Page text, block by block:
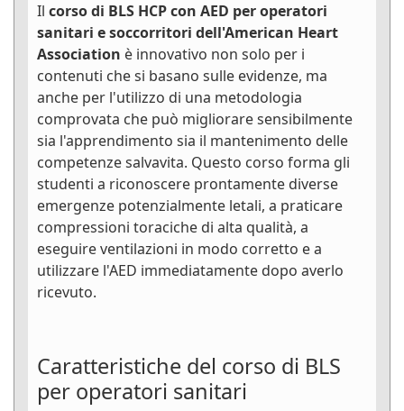
Il corso di BLS HCP con AED per operatori
sanitari e soccorritori dell'American Heart
Association è innovativo non solo per i
contenuti che si basano sulle evidenze, ma
anche per l'utilizzo di una metodologia
comprovata che può migliorare sensibilmente
sia l'apprendimento sia il mantenimento delle
competenze salvavita. Questo corso forma gli
studenti a riconoscere prontamente diverse
emergenze potenzialmente letali, a praticare
compressioni toraciche di alta qualità, a
eseguire ventilazioni in modo corretto e a
utilizzare l'AED immediatamente dopo averlo
ricevuto.
Caratteristiche del corso di BLS
per operatori sanitari